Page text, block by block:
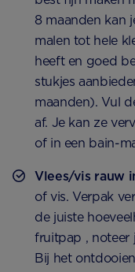
8 maanden kan
malen tot hele
heeft en goed
stukjes
maanden). Vul
af. Je kan ze
of in een bain-
Vlees/vis rauw
of vis. Verpak
de juiste
fruitpap , noteer
Bij het